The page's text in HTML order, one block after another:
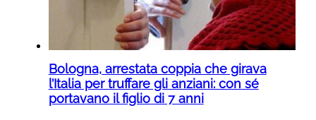
Bologna, arrestata coppia che girava
l’Italia per truffare gli anziani: con sé
portavano il figlio di 7 anni